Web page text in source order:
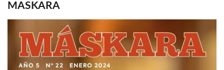
MASKARA